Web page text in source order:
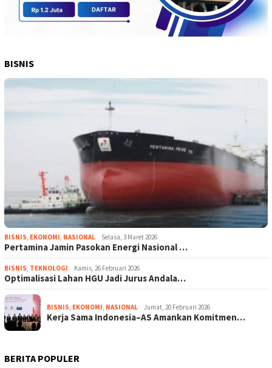
BISNIS
BISNIS, EKONOMI, NASIONAL Selasa, 3 Maret 2026
Pertamina Jamin Pasokan Energi Nasional …
BISNIS, TEKNOLOGI Kamis, 26 Februari 2026
Optimalisasi Lahan HGU Jadi Jurus Andala…
BISNIS, EKONOMI, NASIONAL Jumat, 20 Februari 2026
Kerja Sama Indonesia–AS Amankan Komitmen…
BERITA POPULER